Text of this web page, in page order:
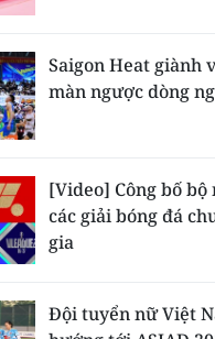
Saigon Heat giành
màn ngược dòng
[Video] Công bố
các giải bóng đá
gia
Đội tuyển nữ Việt